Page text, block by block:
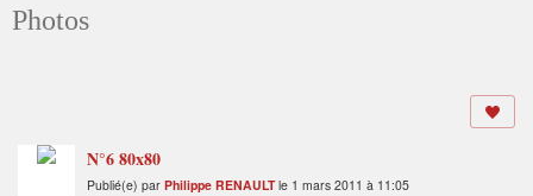
Photos
N°6 80x80
Publié(e) par Philippe RENAULTle 1 mars 2011 à 11:05